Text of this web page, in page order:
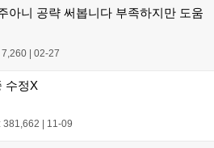
아니 공략 써봅니다 부족하지만 도움
7,260 02-27
수정X
381,662 11-09